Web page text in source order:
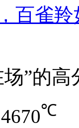
百雀
”的高
4670℃